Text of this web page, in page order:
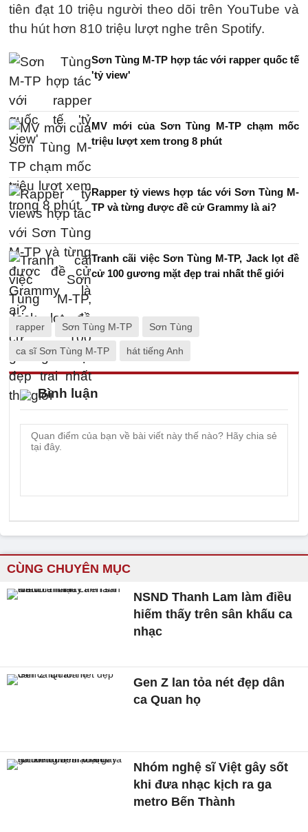
tiên đạt 10 triệu người theo dõi trên YouTube và
thu hút hơn 810 triệu lượt nghe trên Spotify.
Sơn Tùng M-TP hợp tác với rapper quốc tế
'tỷ view'
MV mới của Sơn Tùng M-TP chạm mốc
triệu lượt xem trong 8 phút
Rapper tỷ views hợp tác với Sơn Tùng M-
TP và từng được đề cử Grammy là ai?
Tranh cãi việc Sơn Tùng M-TP, Jack lọt đề
cử 100 gương mặt đẹp trai nhất thế giới
rapper Sơn Tùng M-TP Sơn Tùng
ca sĩ Sơn Tùng M-TP hát tiếng Anh
Bình luận
CÙNG CHUYÊN MỤC
NSND Thanh Lam làm điều
hiếm thấy trên sân khấu ca
nhạc
Gen Z lan tỏa nét đẹp dân
ca Quan họ
Nhóm nghệ sĩ Việt gây sốt
khi đưa nhạc kịch ra ga
metro Bến Thành